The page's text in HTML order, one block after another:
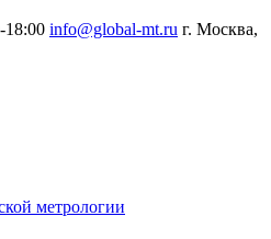
18:00 info@global-mt.ru г. Москва,
метрологии